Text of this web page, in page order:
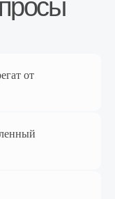
от